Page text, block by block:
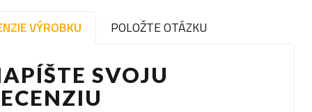
VÝROBKU POLOŽTE OTÁZKU
SVOJU